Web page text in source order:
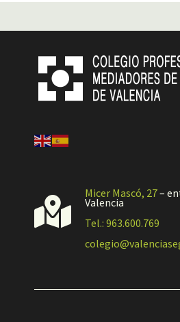

Micer Mascó, 27–
Valencia
Tel.: 963.600.769